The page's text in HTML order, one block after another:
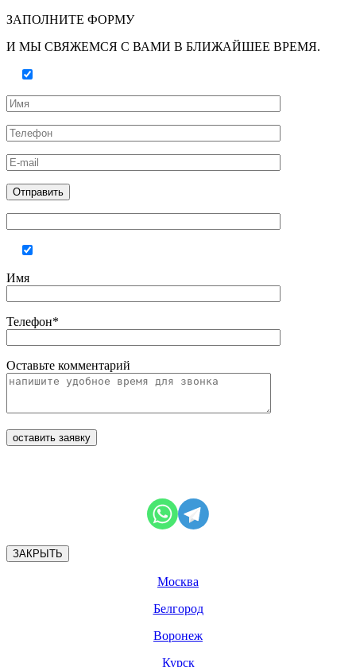
ЗАПОЛНИТЕ ФОРМУ
И МЫ СВЯЖЕМСЯ С ВАМИ В БЛИЖАЙШЕЕ ВРЕМЯ.
Имя
Телефон*
Оставьте комментарий
ЗАКРЫТЬ
Москва
Белгород
Воронеж
Курск